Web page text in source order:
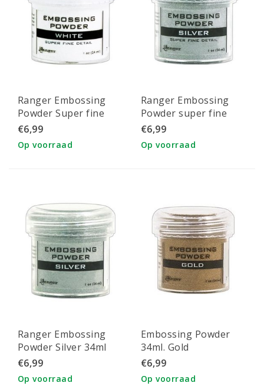
Ranger Embossing
Powder Super fine
detail 34ml. White
€6,99
Op voorraad
Ranger Embossing
Powder super fine
detail 34ml. Silver
€6,99
Op voorraad
Ranger Embossing
Powder Silver 34ml
€6,99
Op voorraad
Embossing Powder
34ml. Gold
€6,99
Op voorraad